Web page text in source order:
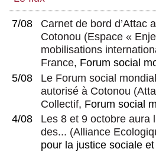
7/08
Carnet de bord d’Attac
Cotonou (Espace «
mobilisations
France, Forum social
5/08
Le Forum social
autorisé à Cotonou (
Collectif, Forum social
4/08
Les 8 et 9 octobre aura
des... (Alliance
pour la justice sociale